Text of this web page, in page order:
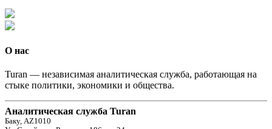
О нас
Turan — независимая аналитическая служба, работающая на
стыке политики, экономики и общества.
Аналитическая служба Turan
Баку, AZ1010